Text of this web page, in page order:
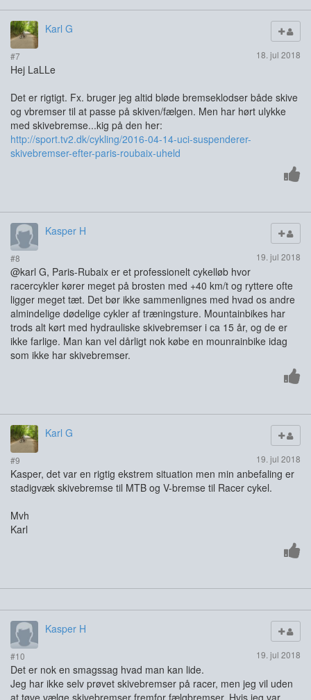
Karl G
#7 18. jul 2018
Hej LaLLe
Det er rigtigt. Fx. bruger jeg altid bløde bremseklodser både skive
og vbremser til at passe på skiven/fælgen. Men har hørt ulykke
med skivebremse...kig på den her:
http://sport.tv2.dk/cykling/2016-04-14-uci-suspenderer-
skivebremser-efter-paris-roubaix-uheld
Kasper H
#8 19. jul 2018
@karl G, Paris-Rubaix er et professionelt cykelløb hvor
racercykler kører meget på brosten med +40 km/t og ryttere ofte
ligger meget tæt. Det bør ikke sammenlignes med hvad os andre
almindelige dødelige cykler af træningsture. Mountainbikes har
trods alt kørt med hydrauliske skivebremser i ca 15 år, og de er
ikke farlige. Man kan vel dårligt nok købe en mounrainbike idag
som ikke har skivebremser.
Karl G
#9 19. jul 2018
Kasper, det var en rigtig ekstrem situation men min anbefaling er
stadigvæk skivebremse til MTB og V-bremse til Racer cykel.
Mvh
Karl
Kasper H
#10 19. jul 2018
Det er nok en smagssag hvad man kan lide.
Jeg har ikke selv prøvet skivebremser på racer, men jeg vil uden
at tøve vælge skivebremser fremfor fælgbremser. Hvis jeg var